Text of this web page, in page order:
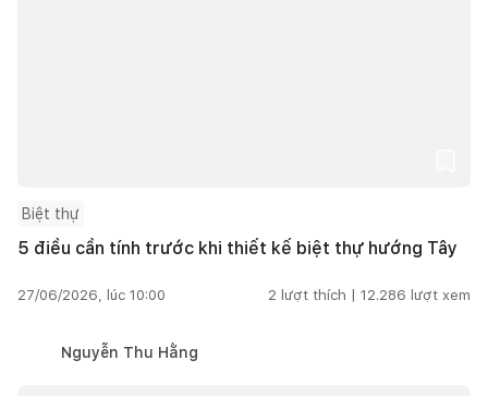
Biệt thự
5 điều cần tính trước khi thiết kế biệt thự hướng Tây
27/06/2026, lúc 10:00 2 lượt thích | 12.286 lượt xem
Nguyễn Thu Hằng